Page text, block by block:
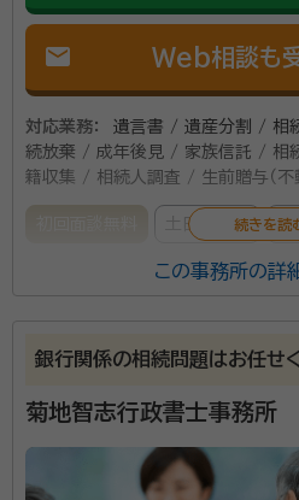
mail Web相談も
対応業務：
遺言書 / 遺産分割 / 相
続放棄 / 成年後見 / 家族信託 / 相
籍収集 / 相続人調査 / 生前贈与（不
土日相談可 電
川漁業協同組合理事、仙台法務局古川支
■長年、仙台法務局へ勤めて
へ 不動産や商業登記の管理や
この事務所の詳
銀行関係の相続問題はお任せく
菊地智志行政書士事務所